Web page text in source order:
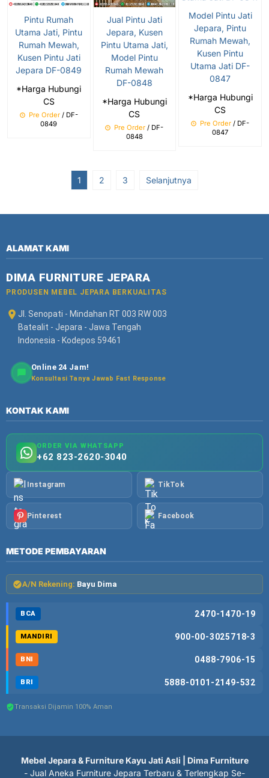
Pintu Rumah
Utama Jati, Pintu
Rumah Mewah,
Kusen Pintu Jati
Jepara DF-0849
*Harga Hubungi
CS
Pre Order/ DF-
0849
Jual Pintu Jati
Jepara, Kusen
Pintu Utama Jati,
Model Pintu
Rumah Mewah
DF-0848
*Harga Hubungi
CS
Pre Order / DF-
0848
Model Pintu Jati
Jepara, Pintu
Rumah Mewah,
Kusen Pintu
Utama Jati DF-
0847
*Harga Hubungi
CS
Pre Order / DF-
0847
1 2 3 Selanjutnya
ALAMAT KAMI
DIMA FURNITURE JEPARA
PRODUSEN MEBEL JEPARA BERKUALITAS
Jl. Senopati - Mindahan RT 003 RW 003
Batealit - Jepara - Jawa Tengah
Indonesia - Kodepos 59461
Online 24 Jam!
Konsultasi Tanya Jawab Fast Response
KONTAK KAMI
ORDER VIA WHATSAPP
+62 823-2620-3040
Instagram TikTok
Pinterest Facebook
METODE PEMBAYARAN
A/N Rekening: Bayu Dima
BCA 2470-1470-19
MANDIRI 900-00-3025718-3
BNI 0488-7906-15
BRI 5888-0101-2149-532
Transaksi Dijamin 100% Aman
Mebel Jepara & Furniture Kayu Jati Asli | Dima Furniture
- Jual Aneka Furniture Jepara Terbaru & Terlengkap Se-